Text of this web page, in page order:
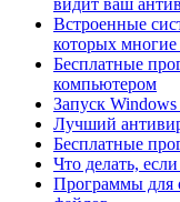
Встроенные
которых
Бесплатные
компьютером
Запуск
Лучший
Бесплатные
Что делать,
Программы для